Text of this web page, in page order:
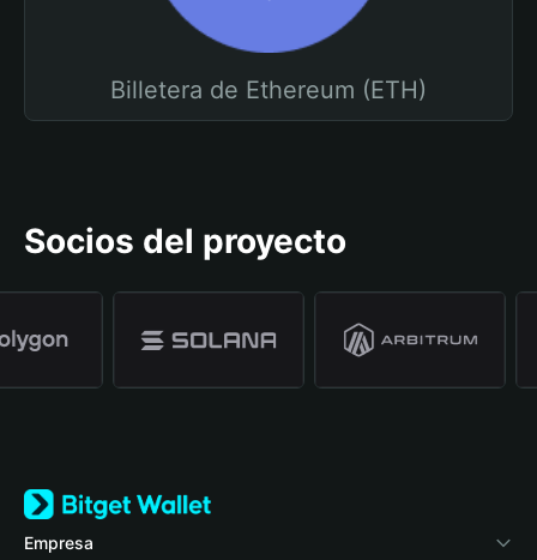
Billetera de Ethereum (ETH)
Socios del proyecto
Empresa